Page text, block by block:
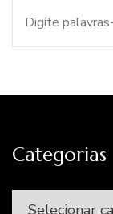
Categorias
Categorias